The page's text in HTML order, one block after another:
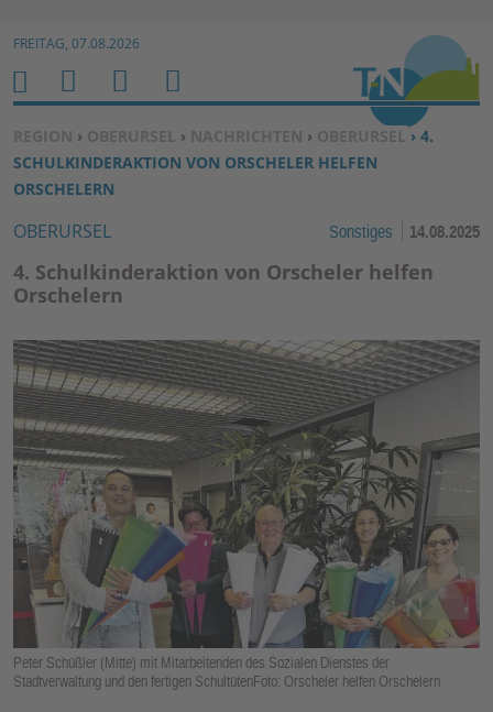
Zum Inhalt springen ↓
FREITAG, 07.08.2026
SIE BEFINDEN SICH HIER:
REGION › OBERURSEL › NACHRICHTEN › OBERURSEL › 4.
SCHULKINDERAKTION VON ORSCHELER HELFEN
ORSCHELERN
OBERURSEL Sonstiges 14.08.2025
4. Schulkinderaktion von Orscheler helfen
Orschelern
Peter Schüßler (Mitte) mit Mitarbeitenden des Sozialen Dienstes der
Stadtverwaltung und den fertigen SchultütenFoto: Orscheler helfen Orschelern
H
O
M
E
M
E
N
U
S
U
C
H
B
E
N
E
U
N
K
TI
O
N
E
N